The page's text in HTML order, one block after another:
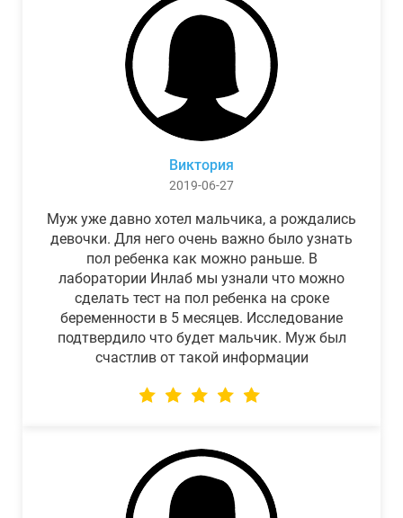
Виктория
2019-06-27
Муж уже давно хотел мальчика, а рождались
девочки. Для него очень важно было узнать
пол ребенка как можно раньше. В
лаборатории Инлаб мы узнали что можно
сделать тест на пол ребенка на сроке
беременности в 5 месяцев. Исследование
подтвердило что будет мальчик. Муж был
счастлив от такой информации